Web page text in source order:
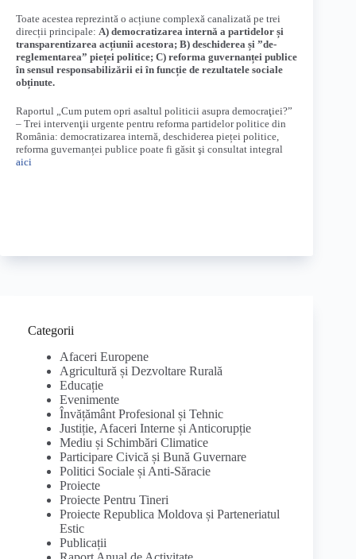
Toate acestea reprezintă o acțiune complexă canalizată pe trei
direcții principale: A) democratizarea internă a partidelor și
transparentizarea acțiunii acestora; B) deschiderea și ”de-
reglementarea” pieței politice; C) reforma guvernanței publice
în sensul responsabilizării ei în funcție de rezultatele sociale
obținute.
Raportul „Cum putem opri asaltul politicii asupra democraţiei?”
– Trei intervenţii urgente pentru reforma partidelor politice din
România: democratizarea internă, deschiderea pieței politice,
reforma guvernanței publice poate fi găsit şi consultat integral
aici
Categorii
Afaceri Europene
Agricultură și Dezvoltare Rurală
Educație
Evenimente
Învățământ Profesional și Tehnic
Justiție, Afaceri Interne și Anticorupție
Mediu și Schimbări Climatice
Participare Civică și Bună Guvernare
Politici Sociale și Anti-Săracie
Proiecte
Proiecte Pentru Tineri
Proiecte Republica Moldova și Parteneriatul
Estic
Publicații